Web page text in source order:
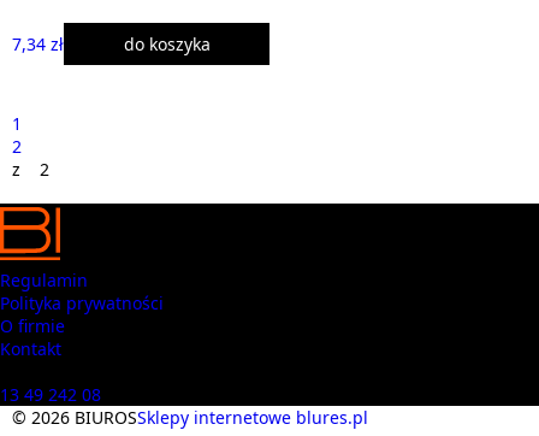
7,34 zł do koszyka
1
2
z 2
Regulamin
Polityka prywatności
O firmie
Kontakt
13 49 242 08
© 2026 BIUROSSklepy internetowe blures.pl